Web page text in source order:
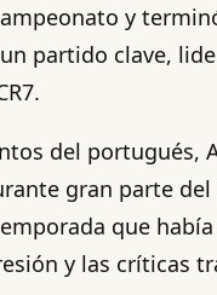
y
partido clave,
del portugués,
gran parte
que
y las críticas